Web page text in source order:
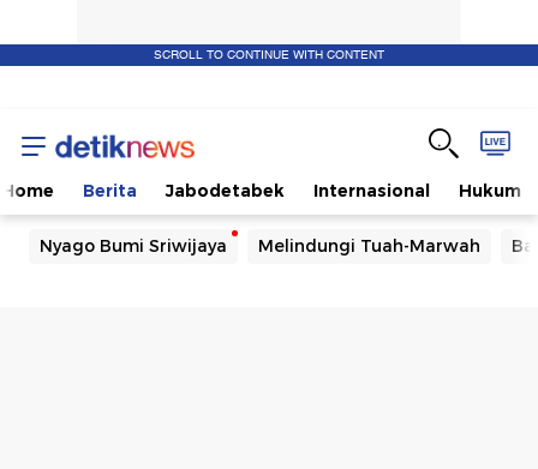
SCROLL TO CONTINUE WITH CONTENT
Home Berita Jabodetabek Internasional Hukum
Nyago Bumi Sriwijaya Melindungi Tuah-Marwah